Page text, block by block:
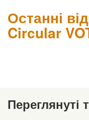
Останні
Circular
Переглянуті